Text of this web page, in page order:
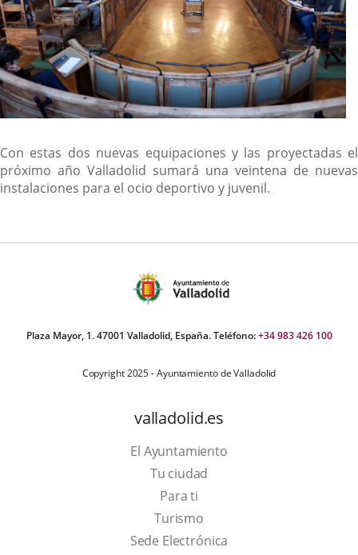
Con estas dos nuevas equipaciones y las proyectadas el
próximo año Valladolid sumará una veintena de nuevas
instalaciones para el ocio deportivo y juvenil.
Plaza Mayor, 1. 47001 Valladolid, España. Teléfono:+34 983 426 100
Copyright 2025 - Ayuntamiento de Valladolid
valladolid.es
El Ayuntamiento
Tu ciudad
Para ti
TurismoThis
link
Sede Electrónica